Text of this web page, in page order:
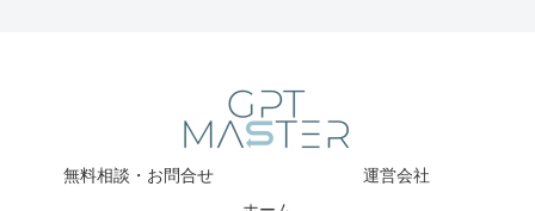
無料相談・お問合せ
運営会社